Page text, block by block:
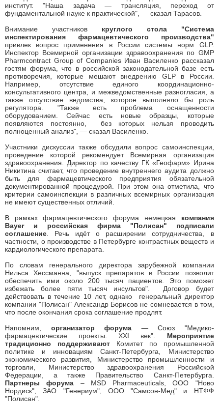
институт. "Наша задача — трансляция, переход от
фундаментальной науке к практической", — сказал Тарасов.
Внимание участниковкруглого стола "Система
инспектирования фармацевтического производства"
привлек вопрос применения в России системы норм GLP.
Инспектор Всемирной организации здравоохранения по GMP
Pharmcontract Group of Companies Иван Василенко рассказал
гостям форума, что в российской законодательной базе есть
противоречия, которые мешают внедрению GLP в России.
Например, отсутствие единого координационно-
консультативного центра, и межведомственные разногласия, а
также отсутствие ведомства, которое выполняло бы роль
регулятора. "Также есть проблема оснащенности
оборудованием. Сейчас есть новые образцы, которые
появляются постоянно, без которых нельзя проводить
полноценный анализ", — сказал Василенко.
Участники дискуссии также обсудили вопрос самоинспекции,
проведение которой рекомендует Всемирная организация
здравоохранения. Директор по качеству ГК «Геофарм» Ирина
Никитина считает, что проведение внутреннего аудита должно
быть для фармацевтического предприятия обязательной
документированной процедурой. При этом она отметила, что
критерии самоинспекции в различных всемирных организация
не имеют существенных отличий.
В рамках фармацевтического форума немецкая компания
Bayer и российская фирма "Полисан" подписали
соглашение . Речь идёт о расширении сотрудничества, в
частности, о производстве в Петербурге контрастных веществ и
кардиологического препарата.
По словам генерального директора зарубежной компании
Нильса Хессманна, "выпуск препаратов в России позволит
обеспечить ими около 200 тысяч пациентов. Это поможет
избежать более пяти тысяч инсультов". Договор будет
действовать в течение 10 лет, однако генеральный директор
компании "Полисан" Александр Борисов не сомневается в том,
что после окончания срока соглашение продлят.
Напомним, организатор форума — Союз "Медико-
фармацевтические проекты. XXI век". Мероприятие
традиционно поддерживаютКомитет по промышленной
политике и инновациям Санкт-Петербурга, Министерство
экономического развития, Министерство промышленности и
торговли, Министерство здравоохранения Российской
Федерации, а также Правительство Санкт-Петербурга.
Партнеры форума – MSD Pharmaceuticals, ООО "Ново
Нордиск", ЗАО "Генериум", ООО "Самсон-Мед" и НТФФ
"Полисан".